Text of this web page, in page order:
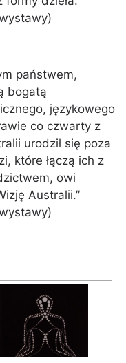
państwem,
bogatą
językowego
co czwarty z
urodził się poza
które łączą ich z
owi
Australii.”